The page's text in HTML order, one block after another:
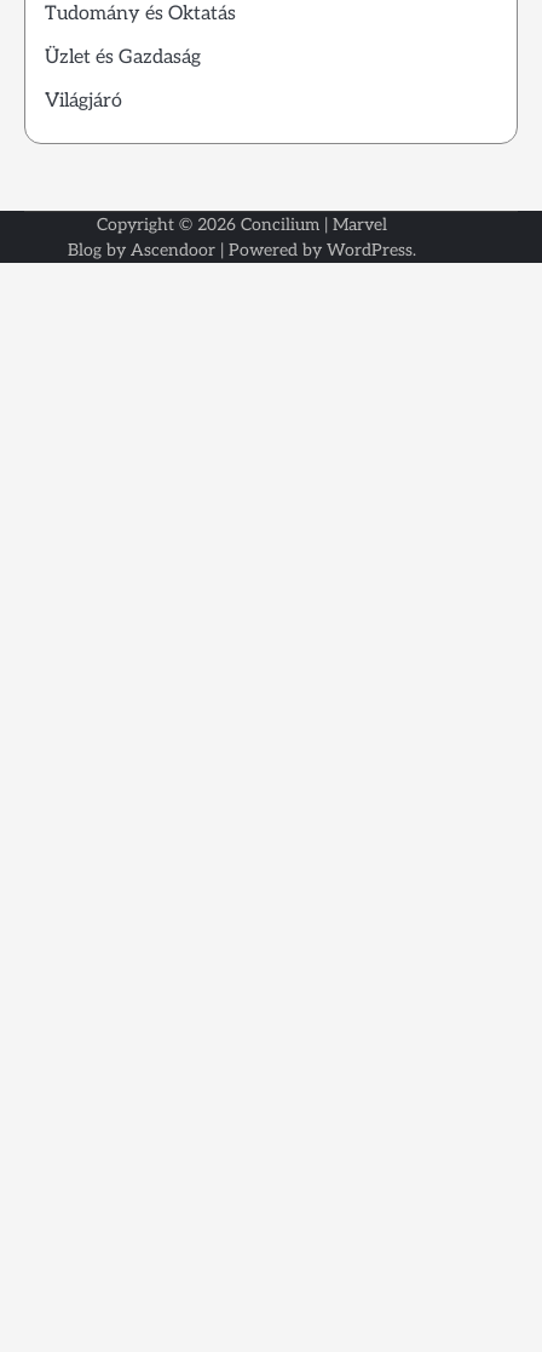
Tudomány és Oktatás
Üzlet és Gazdaság
Világjáró
Copyright © 2026 Concilium | Marvel
Blog by Ascendoor | Powered by WordPress.